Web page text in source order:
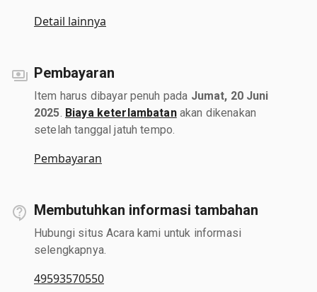
Detail lainnya
Pembayaran
Item harus dibayar penuh pada Jumat, 20 Juni
2025 Biaya keterlambatanakan dikenakan
setelah tanggal jatuh tempo.
Pembayaran
Membutuhkan informasi tambahan
Hubungi situs Acara kami untuk informasi
selengkapnya.
49593570550